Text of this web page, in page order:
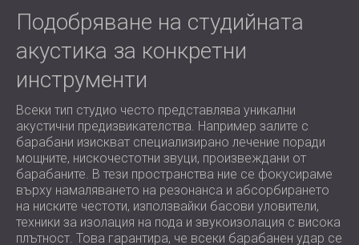
Подобряване на студийната
акустика за конкретни
инструменти
Всеки тип студио често представлява уникални
акустични предизвикателства. Например залите с
барабани изискват специализирано лечение поради
мощните, нискочестотни звуци, произвеждани от
барабаните. В тези пространства ние се фокусираме
върху намаляването на резонанса и абсорбирането
на ниските честоти, използвайки басови уловители,
техники за изолация на пода и звукоизолация с висока
плътност. Това гарантира, че всеки барабанен удар се